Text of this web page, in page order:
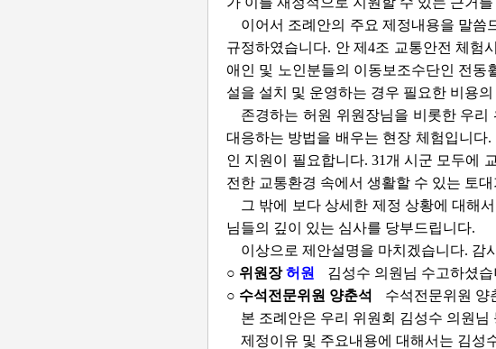
이어서 조례안의 주요 제정내용을 말씀
규정하였습니다. 안 제4조 교통안전 체험
애인 및 노인분들의 이동보조수단인 전동
설을 설치 및 운영하는 경우 필요한 비용
존경하는 허원 위원장님을 비롯한 우
대응하는 방법을 배우는 현장 체험입니다
인 지원이 필요합니다. 31개 시군 모두에
전한 교통환경 속에서 생활할 수 있는 토
그 밖에 보다 상세한 제정 상황에 대해
님들의 깊이 있는 심사를 당부드립니다.
이상으로 제안설명을 마치겠습니다. 감
○ 위원장허원
김성수 의원님 수고하셨
○ 수석전문위원 양춘석
수석전문위원 양
본 조례안은 우리 위원회 김성수 의원님
제정이유 및 주요내용에 대해서는 김성